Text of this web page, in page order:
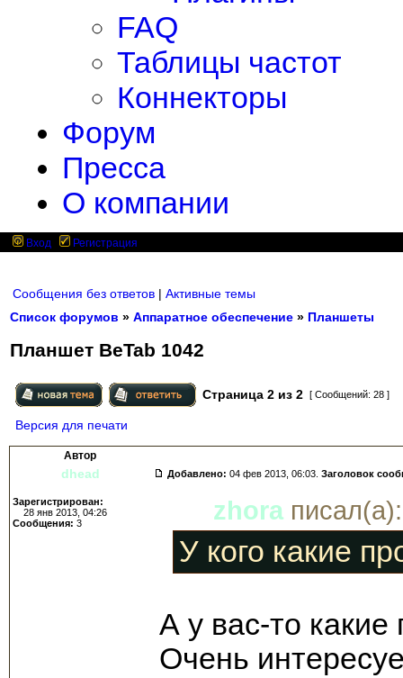
FAQ
Таблицы частот
Коннекторы
Форум
Пресса
О компании
Вход Регистрация
Сообщения без ответов | Активные темы
Список форумов » Аппаратное обеспечение » Планшеты
Планшет BeTab 1042
Страница 2 из 2 [ Сообщений: 28 ]
Версия для печати
Автор
dhead Добавлено: 04 фев 2013, 06:03. Заголовок
Зарегистрирован:
28 янв 2013, 04:26
Сообщения: 3 zhora писал(а):
У кого какие
А у вас-то
Очень